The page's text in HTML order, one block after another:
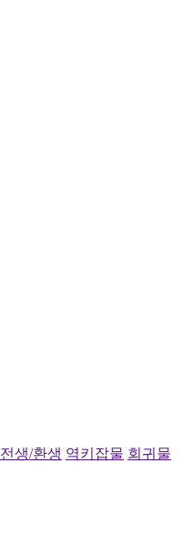
전생/환생 역키잡물 회귀물